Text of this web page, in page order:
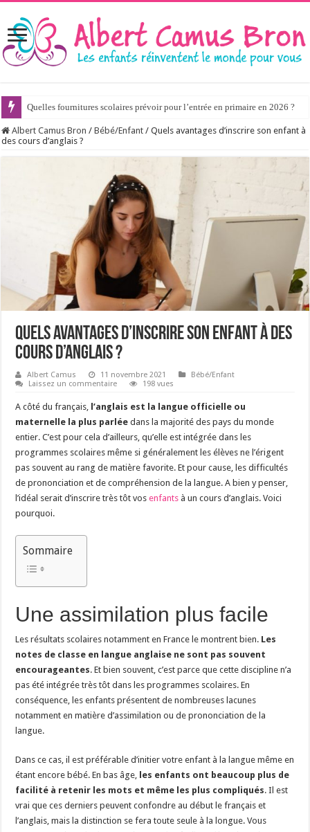
Quelles fournitures scolaires prévoir pour l’entrée en primaire en 2026 ?
Albert Camus Bron / Bébé/Enfant / Quels avantages d’inscrire son enfant à
des cours d’anglais ?
Quels avantages d’inscrire son enfant à des
cours d’anglais ?
Albert Camus 11 novembre 2021
Bébé/Enfant
Laissez un commentaire
198 vues
A côté du français, l’anglais est la langue officielle ou
maternelle la plus parlée dans la majorité des pays du monde
entier. C’est pour cela d’ailleurs, qu’elle est intégrée dans les
programmes scolaires même si généralement les élèves ne l’érigent
pas souvent au rang de matière favorite. Et pour cause, les difficultés
de prononciation et de compréhension de la langue. A bien y penser,
l’idéal serait d’inscrire très tôt vosenfants à un cours d’anglais. Voici
pourquoi.
Sommaire
Une assimilation plus facile
Les résultats scolaires notamment en France le montrent bien. Les
notes de classe en langue anglaise ne sont pas souvent
encourageantes. Et bien souvent, c’est parce que cette discipline n’a
pas été intégrée très tôt dans les programmes scolaires. En
conséquence, les enfants présentent de nombreuses lacunes
notamment en matière d’assimilation ou de prononciation de la
langue.
Dans ce cas, il est préférable d’initier votre enfant à la langue même en
étant encore bébé. En bas âge, les enfants ont beaucoup plus de
facilité à retenir les mots et même les plus compliqués. Il est
vrai que ces derniers peuvent confondre au début le français et
l’anglais, mais la distinction se fera toute seule à la longue. Vous